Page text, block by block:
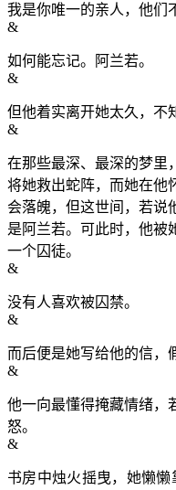
我是你唯一的亲人，他们
&
如何能忘记。阿兰若。
&
但他着实离开她太久，不
&
在那些最深、最深的梦里
将她救出蛇阵，而她在他
会落魄，但这世间，若说
是阿兰若。可此时，他被
一个囚徒。
&
没有人喜欢被囚禁。
&
而后便是她写给他的信，
&
他一向最懂得掩藏情绪，
怒。
&
书房中烛火摇曳，她懒